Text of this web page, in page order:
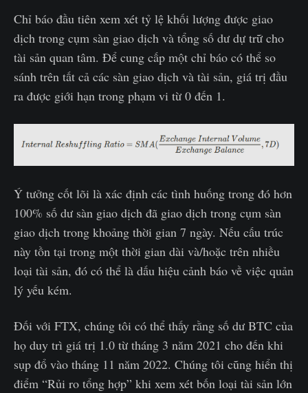
Chỉ báo đầu tiên xem xét tỷ lệ khối lượng được giao
dịch trong cụm sàn giao dịch và tổng số dư dự trữ cho
tài sản quan tâm. Để cung cấp một chỉ báo có thể so
sánh trên tất cả các sàn giao dịch và tài sản, giá trị đầu
ra được giới hạn trong phạm vi từ 0 đến 1.
Ý tưởng cốt lõi là xác định các tình huống trong đó hơn
100% số dư sàn giao dịch đã giao dịch trong cụm sàn
giao dịch trong khoảng thời gian 7 ngày. Nếu cấu trúc
này tồn tại trong một thời gian dài và/hoặc trên nhiều
loại tài sản, đó có thể là dấu hiệu cảnh báo về việc quản
lý yếu kém.
Đối với FTX, chúng tôi có thể thấy rằng số dư BTC của
họ duy trì giá trị 1.0 từ tháng 3 năm 2021 cho đến khi
sụp đổ vào tháng 11 năm 2022. Chúng tôi cũng hiển thị
điểm “Rủi ro tổng hợp” khi xem xét bốn loại tài sản lớn